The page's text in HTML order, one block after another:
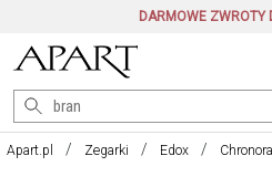
DARMOWE ZWROTY
Apart.pl Zegarki Edox